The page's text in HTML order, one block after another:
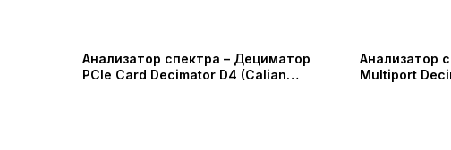
Анализатор спектра – Дециматор
PCIe Card Decimator D4 (Calian
Анализатор
Multiport